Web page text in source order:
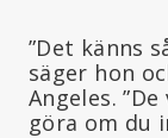
”Det känns
säger hon
Angeles.
göra om du